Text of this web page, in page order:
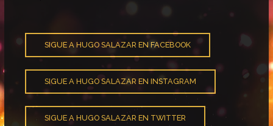
SIGUE A HUGO SALAZAR EN FACEBOOK
SIGUE A HUGO SALAZAR EN INSTAGRAM
SIGUE A HUGO SALAZAR EN TWITTER